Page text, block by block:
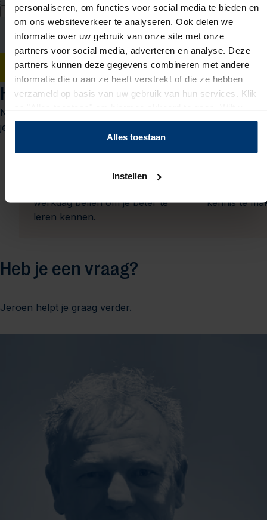
personaliseren, om functies voor social media te bieden en
om ons websiteverkeer te analyseren. Ook delen we
informatie over uw gebruik van onze site met onze
partners voor social media, adverteren en analyse. Deze
partners kunnen deze gegevens combineren met andere
informatie die u aan ze heeft verstrekt of die ze hebben
verzameld op basis van uw gebruik van hun services. Klik
liever geen cookies, klik dan op "instellen". Op onze
kunt u meer lezen over onze cookies.
Alles toestaan
Instellen
Ik geef Actief Werkt! toestemming om mijn persoonsgegevens te
verwerken voor bemiddeling naar werk en mij hiervoor te benaderen
via WhatsApp. Toestemming voor WhatsApp kan ik intrekken bij mijn
vestiging. Ik accepteer hetprivacy statement.
Solliciteren
Het sollicitatieproces
Nieuwsgierig naar wat je kunt verwachten? We leggen het
je graag uit.
Je solliciteert
Na jouw sollicitatie zal jouw
werkdag bellen om je beter te
leren kennen.
kennis te
Heb je een vraag?
Jeroen helpt je graag verder.